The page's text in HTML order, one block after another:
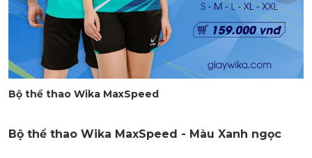
Bộ thể thao Wika MaxSpeed
Bộ thể thao Wika MaxSpeed - Màu Xanh ngọc